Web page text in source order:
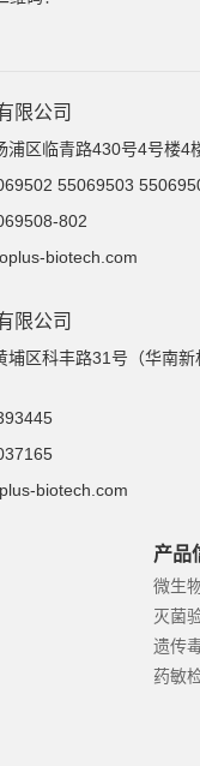
限公司
浦区临青路430号4号楼4
55069503
802
biotech.com
限公司
埔区科丰路31号（华南
biotech.com
产品
微生
灭菌
遗传
药敏